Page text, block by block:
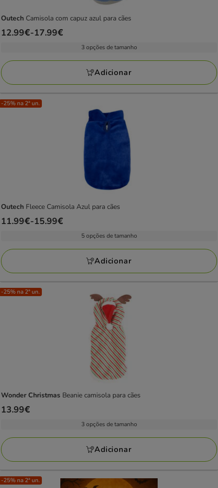
Outech Camisola com capuz azul para cães
Preço
a
17.99€
12.99€-17.99€
3 opções de tamanho
Adicionar
-25% na 2ª un.
Outech Fleece Camisola Azul para cães
Preço
a
15.99€
11.99€-15.99€
5 opções de tamanho
Adicionar
-25% na 2ª un.
Wonder Christmas Beanie camisola para cães
Preço
13.99€
3 opções de tamanho
Adicionar
-25% na 2ª un.